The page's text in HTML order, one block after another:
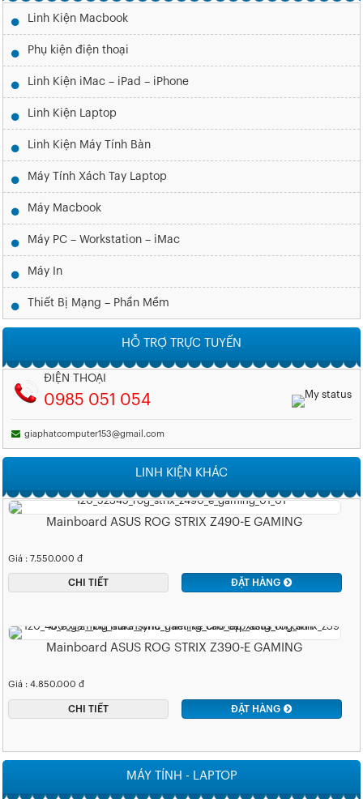
Linh Kiện Macbook
Phụ kiện điện thoại
Linh Kiện iMac – iPad – iPhone
Linh Kiện Laptop
Linh Kiện Máy Tính Bàn
Máy Tính Xách Tay Laptop
Máy Macbook
Máy PC – Workstation – iMac
Máy In
Thiết Bị Mạng – Phần Mềm
HỖ TRỢ TRỰC TUYẾN
ĐIỆN THOẠI
0985 051 054
giaphatcomputer153@gmail.com
LINH KIỆN KHÁC
Mainboard ASUS ROG STRIX Z490-E GAMING
Giá : 7.550.000 đ
CHI TIẾT ĐẶT HÀNG
Mainboard ASUS ROG STRIX Z390-E GAMING
Giá : 4.850.000 đ
CHI TIẾT ĐẶT HÀNG
MÁY TÍNH - LAPTOP